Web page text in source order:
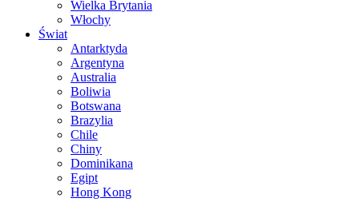
Wielka Brytania
Włochy
Świat
Antarktyda
Argentyna
Australia
Boliwia
Botswana
Brazylia
Chile
Chiny
Dominikana
Egipt
Hong Kong